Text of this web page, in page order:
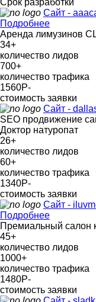
Срок разработки
Сайт -
Подробнее
Аренда лимузинов
34+
количество лидов
700+
количество трафика
1560Р-
стоимость заявки
Сайт -
SEO продвижение
Доктор натуропат
26+
количество лидов
60+
количество трафика
1340Р-
стоимость заявки
Сайт -
Подробнее
Премиальный салон
45+
количество лидов
1000+
количество трафика
1480Р-
стоимость заявки